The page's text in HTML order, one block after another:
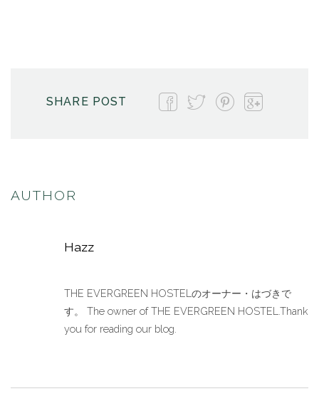
SHARE POST
AUTHOR
Hazz
THE EVERGREEN HOSTELのオーナー・はづきで
す。 The owner of THE EVERGREEN HOSTEL.Thank
you for reading our blog.